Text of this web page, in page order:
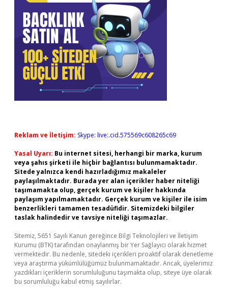
Reklam ve İletişim: Skype: live:.cid.575569c608265c69
Yasal Uyarı: Bu internet sitesi, herhangi bir marka, kurum
veya şahıs şirketi ile hiçbir bağlantısı bulunmamaktadır.
Sitede yalnızca kendi hazırladığımız makaleler
paylaşılmaktadır. Burada yer alan içerikler haber niteliği
taşımamakta olup, gerçek kurum ve kişiler hakkında
paylaşım yapılmamaktadır. Gerçek kurum ve kişiler ile isim
benzerlikleri tamamen tesadüfidir. Sitemizdeki bilgiler
taslak halindedir ve tavsiye niteliği taşımazlar.
Sitemiz, 5651 Sayılı Kanun gereğince Bilgi Teknolojileri ve İletişim
Kurumu (BTK) tarafından onaylanmış bir Yer Sağlayıcı olarak hizmet
vermektedir. Bu nedenle, sitedeki içerikleri proaktif olarak denetleme
veya araştırma yükümlülüğümüz bulunmamaktadır. Ancak, üyelerimiz
yazdıkları içeriklerin sorumluluğunu taşımakta olup, siteye üye olarak
bu sorumluluğu kabul etmiş sayılırlar.